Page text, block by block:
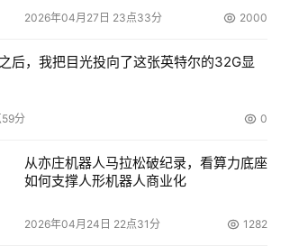
2026年04月27日 23点33分 2000
后，我把目光投向了这张英特尔的32G显
分 0
从亦庄机器人马拉松破纪录，看算力底座
如何支撑人形机器人商业化
2026年04月24日 22点31分 1282